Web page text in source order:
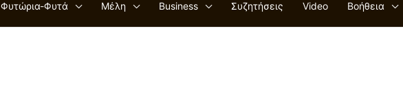
Φυτώρια-Φυτά Μέλη Business Συζητήσεις Video Βοήθεια